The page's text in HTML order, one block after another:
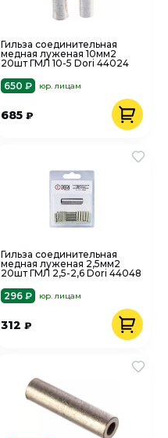
Гильза соединительная
медная луженая 10мм2
20шт ГМЛ 10-5 Dori 44024
650 ₽
юр. лицам
685₽
Гильза соединительная
медная луженая 2,5мм2
20шт ГМЛ 2,5-2,6 Dori 44048
296 ₽
юр. лицам
312₽